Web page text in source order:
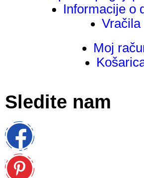
Informacije o
Vračila
Moj
Sledite nam